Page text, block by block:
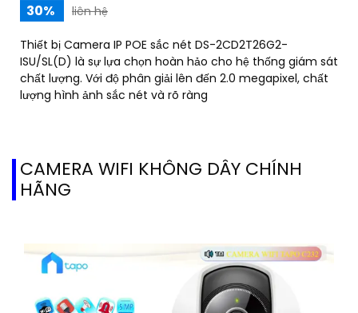
30%
liên hệ
Thiết bị Camera IP POE sắc nét DS-2CD2T26G2-
ISU/SL(D) là sự lựa chọn hoàn hảo cho hệ thống giám sát
chất lượng. Với độ phân giải lên đến 2.0 megapixel, chất
lượng hình ảnh sắc nét và rõ ràng
CAMERA WIFI KHÔNG DÂY CHÍNH
HÃNG